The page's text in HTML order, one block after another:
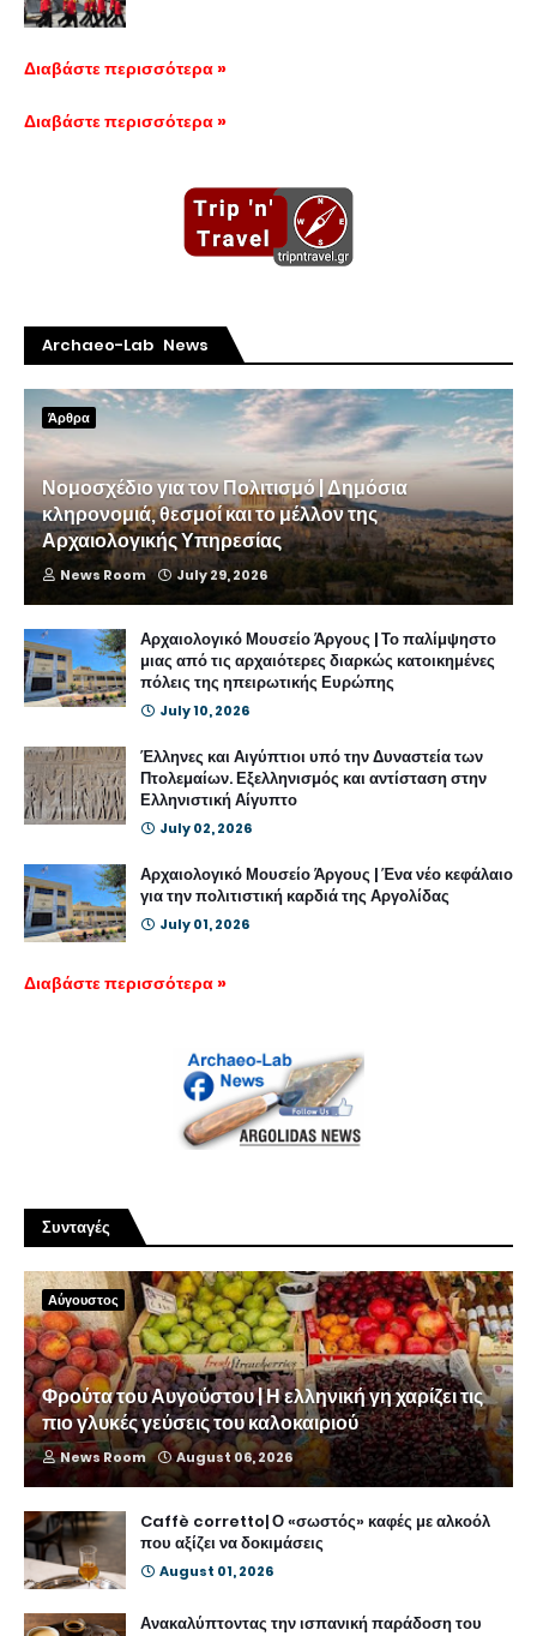
Διαβάστε περισσότερα »
Διαβάστε περισσότερα »
Archaeo-Lab News
Άρθρα
Νομοσχέδιο για τον Πολιτισμό | Δημόσια
κληρονομιά, θεσμοί και το μέλλον της
Αρχαιολογικής Υπηρεσίας
News Room July 29, 2026
Αρχαιολογικό Μουσείο Άργους | Το παλίμψηστο
μιας από τις αρχαιότερες διαρκώς κατοικημένες
πόλεις της ηπειρωτικής Ευρώπης
July 10, 2026
Έλληνες και Αιγύπτιοι υπό την Δυναστεία των
Πτολεμαίων. Εξελληνισμός και αντίσταση στην
Ελληνιστική Αίγυπτο
July 02, 2026
Αρχαιολογικό Μουσείο Άργους | Ένα νέο κεφάλαιο
για την πολιτιστική καρδιά της Αργολίδας
July 01, 2026
Διαβάστε περισσότερα »
Συνταγές
Αύγουστος
Φρούτα του Αυγούστου | Η ελληνική γη χαρίζει τις
πιο γλυκές γεύσεις του καλοκαιριού
News Room August 06, 2026
Caffè corretto| Ο «σωστός» καφές με αλκοόλ
που αξίζει να δοκιμάσεις
August 01, 2026
Ανακαλύπτοντας την ισπανική παράδοση του